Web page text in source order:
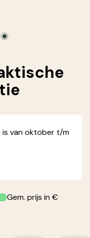
is van oktober t/m
Gem. prijs in €